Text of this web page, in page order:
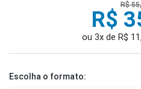
R$
R$
ou 3x de R$
Escolha o formato: